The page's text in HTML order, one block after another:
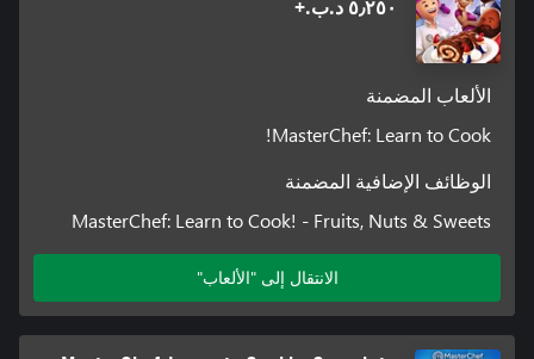
٥٫٢٥٠ د.ب.‏+
الألعاب المضمنة
MasterChef: Learn to Cook!
الوظائف الإضافية المضمنة
MasterChef: Learn to Cook! - Fruits, Nuts & Sweets
الانتقال إلى "الألعاب"